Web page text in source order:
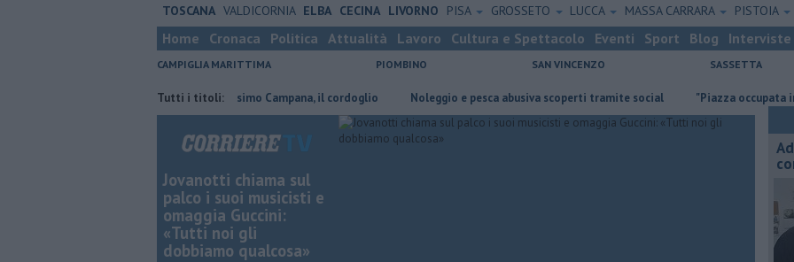
TOSCANA VALDICORNIA ELBA CECINA LIVORNO PISA GROSSETO LUCCA MASSA CARRARA PISTOIA
Home Cronaca Politica Attualità Lavoro Cultura e Spettacolo Eventi Sport Blog Interviste
CAMPIGLIA MARITTIMA PIOMBINO SAN VINCENZO SASSETTA
Tutti i titoli:
Addio al dottor Massimo Campana, il cordoglio Noleggio e pesca abusiva scoperti tramite social "Piazza occupata inutilmente
Jovanotti chiama sul
palco i suoi musicisti e
omaggia Guccini:
«Tutti noi gli
dobbiamo qualcosa»